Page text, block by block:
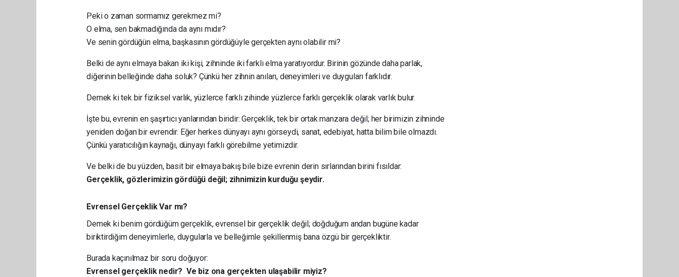
Peki o zaman sormamız gerekmez mi?
O elma, sen bakmadığında da aynı mıdır?
Ve senin gördüğün elma, başkasının gördüğüyle gerçekten aynı olabilir mi?
Belki de aynı elmaya bakan iki kişi, zihninde iki farklı elma yaratıyordur. Birinin gözünde daha parlak,
diğerinin belleğinde daha soluk? Çünkü her zihnin anıları, deneyimleri ve duyguları farklıdır.
Demek ki tek bir fiziksel varlık, yüzlerce farklı zihinde yüzlerce farklı gerçeklik olarak varlık bulur.
İşte bu, evrenin en şaşırtıcı yanlarından biridir: Gerçeklik, tek bir ortak manzara değil; her birimizin zihninde
yeniden doğan bir evrendir. Eğer herkes dünyayı aynı görseydi, sanat, edebiyat, hatta bilim bile olmazdı.
Çünkü yaratıcılığın kaynağı, dünyayı farklı görebilme yetimizdir.
Ve belki de bu yüzden, basit bir elmaya bakış bile bize evrenin derin sırlarından birini fısıldar:
Gerçeklik, gözlerimizin gördüğü değil; zihnimizin kurduğu şeydir.
Evrensel Gerçeklik Var mı?
Demek ki benim gördüğüm gerçeklik, evrensel bir gerçeklik değil; doğduğum andan bugüne kadar
biriktirdiğim deneyimlerle, duygularla ve belleğimle şekillenmiş bana özgü bir gerçekliktir.
Burada kaçınılmaz bir soru doğuyor:
Evrensel gerçeklik nedir? Ve biz ona gerçekten ulaşabilir miyiz?